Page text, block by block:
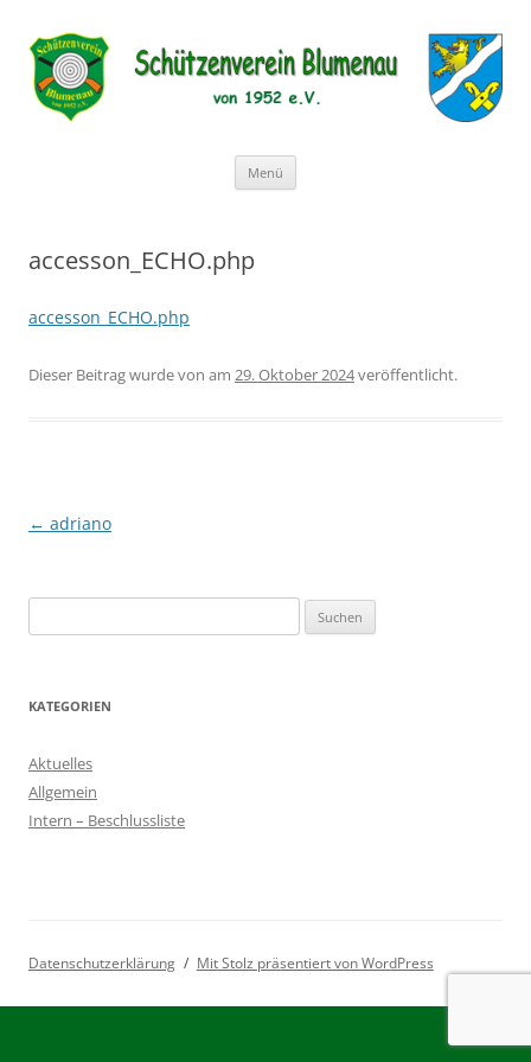
Schützenverein Blumenau von
1952 e.V.
Menü
accesson_ECHO.php
accesson_ECHO.php
Dieser Beitrag wurdevon am 29. Oktober 2024veröffentlicht.
Beitragsnavigation
← adriano
nach:
KATEGORIEN
Aktuelles
Allgemein
Intern – Beschlussliste
Datenschutzerklärung Mit Stolz präsentiert von WordPress